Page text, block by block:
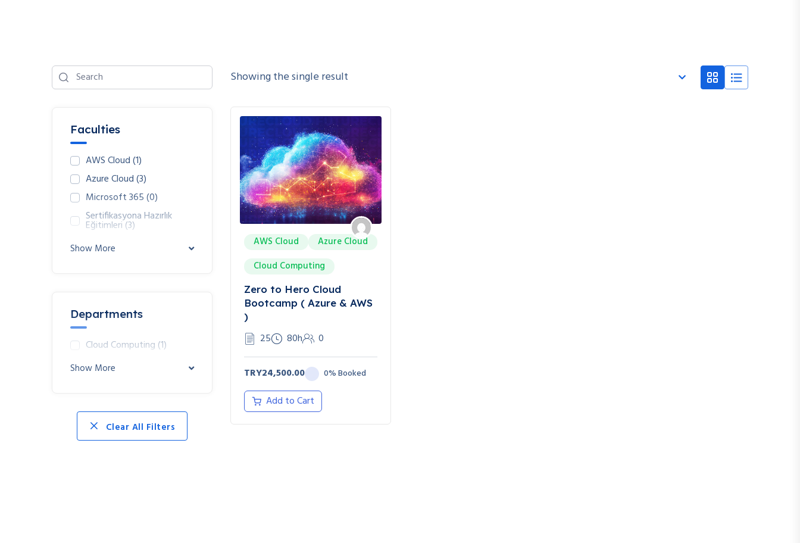
Faculties
AWS Cloud(1)
Azure Cloud(3)
Microsoft 365(0)
Sertifikasyona Hazırlık
Eğitimleri(3)
Show More
Departments
Cloud Computing (1)
Show More
Clear All Filters
Showing the single result
AWS Cloud
Azure Cloud
Cloud Computing
Zero to Hero Cloud
Bootcamp ( Azure & AWS
)
25 80h 0
TRY24,500.00 0% Booked
Add to Cart